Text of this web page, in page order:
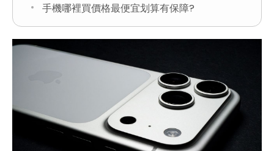
手機哪裡買價格最便宜划算有保障?